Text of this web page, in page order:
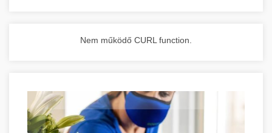
Nem működő CURL function.